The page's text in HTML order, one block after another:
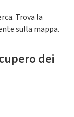
Trova la
sulla mappa.
dei